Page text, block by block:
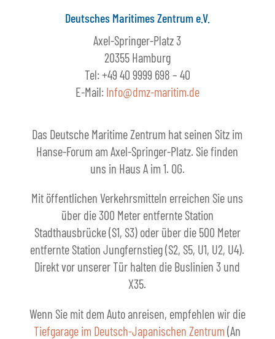
Deutsches Maritimes Zentrum e.V.
Axel-Springer-Platz 3
20355 Hamburg
Tel: +49 40 9999 698 – 40
E-Mail: Info@dmz-maritim.de
Das Deutsche Maritime Zentrum hat seinen Sitz im
Hanse-Forum am Axel-Springer-Platz. Sie finden
uns in Haus A im 1. OG.
Mit öffentlichen Verkehrsmitteln erreichen Sie uns
über die 300 Meter entfernte Station
Stadthausbrücke (S1, S3) oder über die 500 Meter
entfernte Station Jungfernstieg (S2, S5, U1, U2, U4).
Direkt vor unserer Tür halten die Buslinien 3 und
X35.
Wenn Sie mit dem Auto anreisen, empfehlen wir die
Tiefgarage im Deutsch-Japanischen Zentrum (An